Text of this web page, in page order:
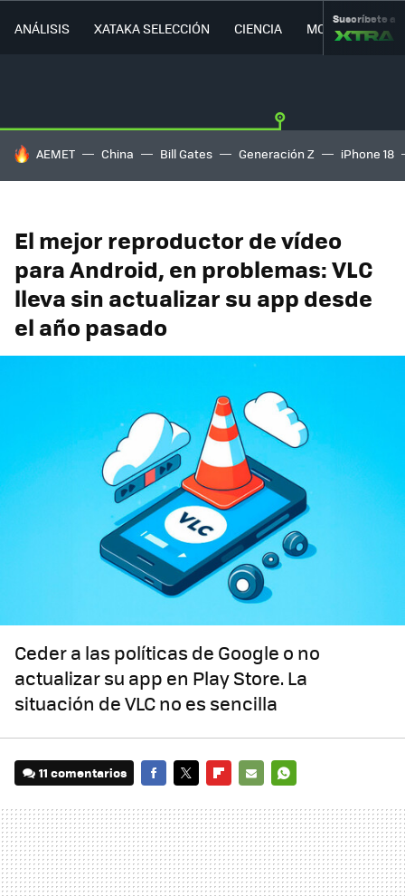
ANÁLISIS XATAKA SELECCIÓN CIENCIA MOVILIDAD
Suscríbete a
HOY SE HABLA DE
AEMET China Bill Gates Generación Z iPhone 18
El mejor reproductor de vídeo
para Android, en problemas: VLC
lleva sin actualizar su app desde
el año pasado
Ceder a las políticas de Google o no
actualizar su app en Play Store. La
situación de VLC no es sencilla
11 comentarios
MAIL